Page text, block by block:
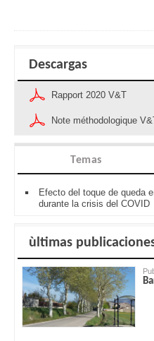
Descargas
Rapport 2020 V&T
Note méthodologique
Temas
Efecto del toque de queda
durante la crisis del COVID
ùltimas